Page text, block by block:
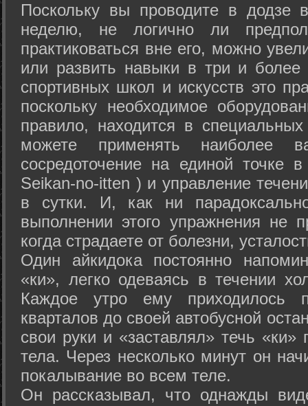
Поскольку вы проводите в додзе
неделю, не логично ли
практиковаться вне его, можно
или развить навыки в три и
спортивных школ и искусств это
поскольку необходимое
правило, находится в
можете применять наиболее
сосредоточение на единой точке
Seikan-­no-­itten ) и управление
в сутки. И, как ни
выполнении этого упражнения не
когда страдаете от болезни,
Один айкидока постоянно
«ки», легко одеваясь в течении
Каждое утро ему приходилось
кварталов до своей автобусной
свои руки и «заставлял» течь «ки»
тела. Через несколько минут он
покалывание во всем теле.
Он рассказывал, что однажды